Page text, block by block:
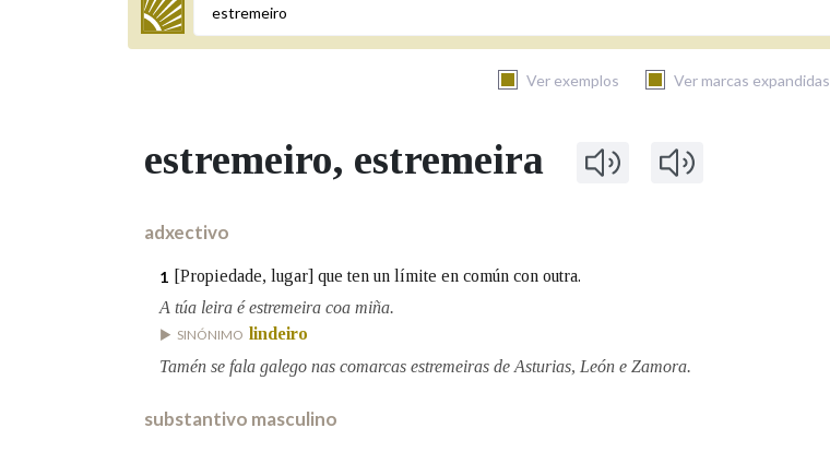
Termo a buscar
Ver exemplos Ver marcas expandidas
BUSCAR NOS LEMAS
Remata por
BUSCAR NO CONTIDO
estremeiro, estremeira
adxectivo
1 [Propiedade, lugar] que ten un límite en común con outra.
A túa leira é estremeira coa miña.
SINÓNIMO lindeiro
Tamén se fala galego nas comarcas estremeiras de Asturias, León e Zamora.
substantivo masculino